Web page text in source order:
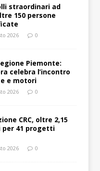
straordinari ad
150 persone
2026 0
Piemonte:
celebra l’incontro
e motori
2026 0
CRC, oltre 2,15
per 41 progetti
2026 0